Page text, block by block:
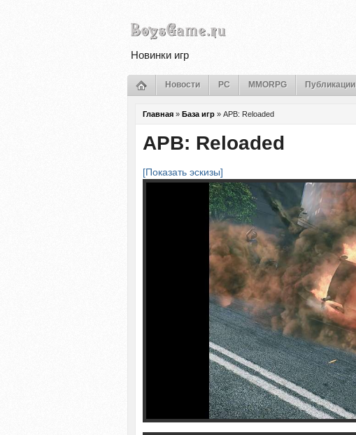
Новинки игр
Новости PC MMORPG Публикации
Главная » База игр » APB: Reloaded
APB: Reloaded
[Показать эскизы]